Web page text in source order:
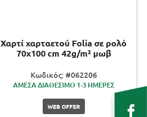
Χαρτί χαρταετού Folia σε ρολό
70x100 cm 42g/m² μωβ
Κωδικός: #062206
ΑΜΕΣΑ ΔΙΑΘΕΣΙΜΟ 1-3 ΗΜΕΡΕΣ
WEB OFFER